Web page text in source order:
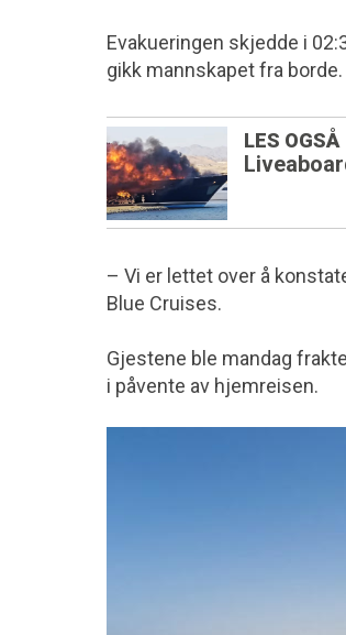
Evakueringen skjedde i
gikk mannskapet fra borde.
LES OGSÅ
– Vi er lettet over å
Blue Cruises.
Gjestene ble mandag
i påvente av hjemreisen.